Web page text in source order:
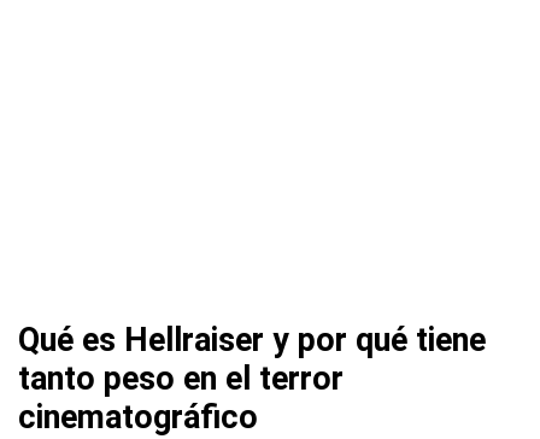
Qué es Hellraiser y por qué tiene
tanto peso en el terror
cinematográfico